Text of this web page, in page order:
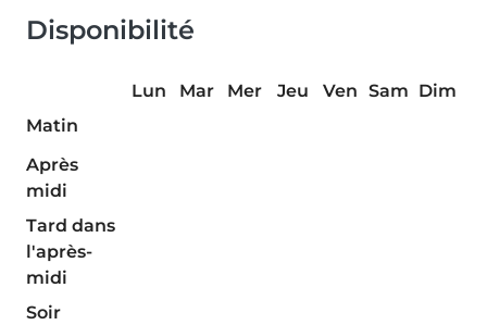
Disponibilité
Lun Mar Mer Jeu Ven Sam Dim
Matin
Après
midi
Tard dans
l'après-
midi
Soir